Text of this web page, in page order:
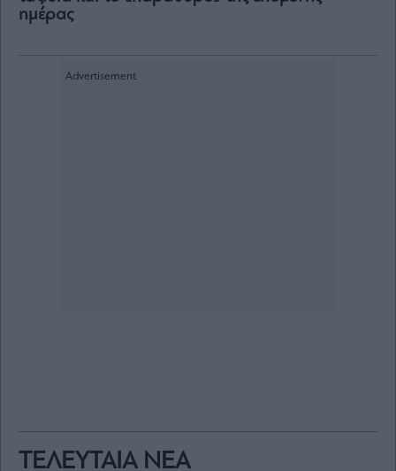
ΤΕΛΕΥΤΑΙΑ ΝΕΑ
ημέρας